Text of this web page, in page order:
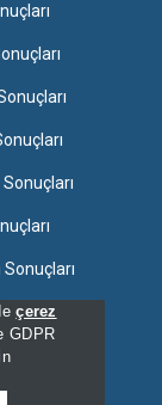
çerez
GDPR